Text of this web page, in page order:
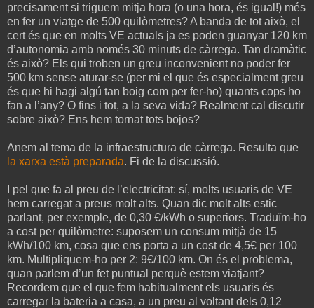
precisament si triguem mitja hora (o una hora, és igual!) més
en fer un viatge de 500 quilòmetres? A banda de tot això, el
cert és que en molts VE actuals ja es poden guanyar 120 km
d’autonomia amb només 30 minuts de càrrega. Tan dramàtic
és això? Els qui troben un greu inconvenient no poder fer
500 km sense aturar-se (per mi el que és especialment greu
és que hi hagi algú tan boig com per fer-ho) quants cops ho
fan a l’any? O fins i tot, a la seva vida? Realment cal discutir
sobre això? Ens hem tornat tots bojos?
Anem al tema de la infraestructura de càrrega. Resulta que
la xarxa està preparada. Fi de la discussió.
I pel que fa al preu de l’electricitat: sí, molts usuaris de VE
hem carregat a preus molt alts. Quan dic molt alts estic
parlant, per exemple, de 0,30 €/kWh o superiors. Traduïm-ho
a cost per quilòmetre: suposem un consum mitjà de 15
kWh/100 km, cosa que ens porta a un cost de 4,5€ per 100
km. Multipliquem-ho per 2: 9€/100 km. On és el problema,
quan parlem d’un fet puntual perquè estem viatjant?
Recordem que el que fem habitualment els usuaris és
carregar la bateria a casa, a un preu al voltant dels 0,12